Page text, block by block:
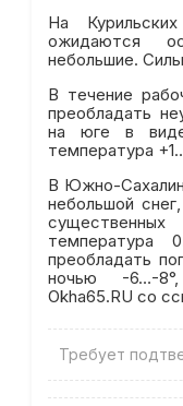
На
ожидаются
небольшие.
В течение
преобладать
на юге в
температура
В Южно-
небольшой
температура
преобладать
ночью -6…-
Okha65.RU со
Требует